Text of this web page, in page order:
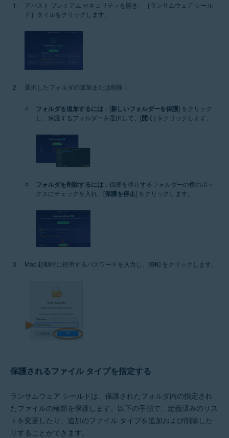
アバスト プレミアム セキュリティを開き、［ランサムウェア シール
ド］タイルをクリックします。
選択したフォルダの追加または削除：
フォルダを追加するには ：[新しいフォルダーを保護] をクリック
し、保護するフォルダーを選択して、[開く ] をクリックします。
フォルダを削除するには ：保護を停止するフォルダーの横のボッ
クスにチェックを入れ、[保護を停止] をクリックします。
Mac 起動時に使用するパスワードを入力し、[OK] をクリックします。
保護されるファイル タイプを指定する
ランサムウェア シールドは、保護されたフォルダ内の指定され
たファイルの種類を保護します。以下の手順で、定義済みのリス
トを変更したり、追加のファイル タイプを追加および削除した
りすることができます。